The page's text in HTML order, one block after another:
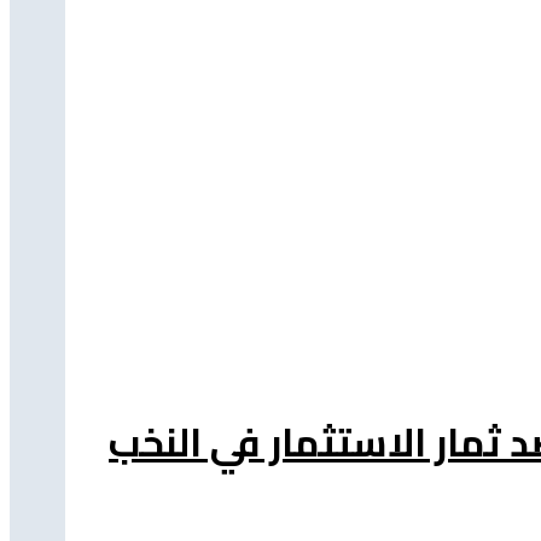
ثمار الاستثمار في النخب